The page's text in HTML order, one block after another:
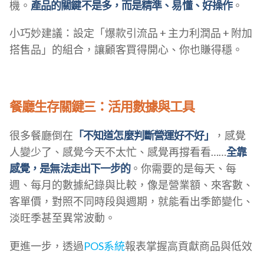
機。 產品的關鍵不是多，而是精準、易懂、好操作。
小巧妙建議：設定「爆款引流品 + 主力利潤品 + 附加
搭售品」的組合，讓顧客買得開心、你也賺得穩。
餐廳生存關鍵三：活用數據與工具
很多餐廳倒在 「不知道怎麼判斷營運好不好」
，感覺
人變少了、感覺今天不太忙、感覺再撐看看……全靠
感覺，是無法走出下一步的。你需要的是每天、每
週、每月的數據紀錄與比較，像是營業額、來客數、
客單價，對照不同時段與週期，就能看出季節變化、
淡旺季甚至異常波動。
更進一步，透過POS系統報表掌握高貢獻商品與低效